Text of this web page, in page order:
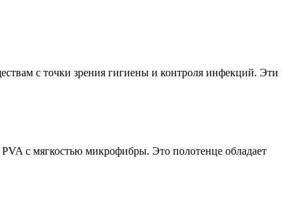
с точки зрения гигиены и контроля инфекций. Эти
с мягкостью микрофибры. Это полотенце обладает